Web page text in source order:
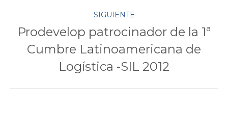
SIGUIENTE
Publicación
siguiente:
Prodevelop patrocinador de la 1ª
Cumbre Latinoamericana de
Logística -SIL 2012